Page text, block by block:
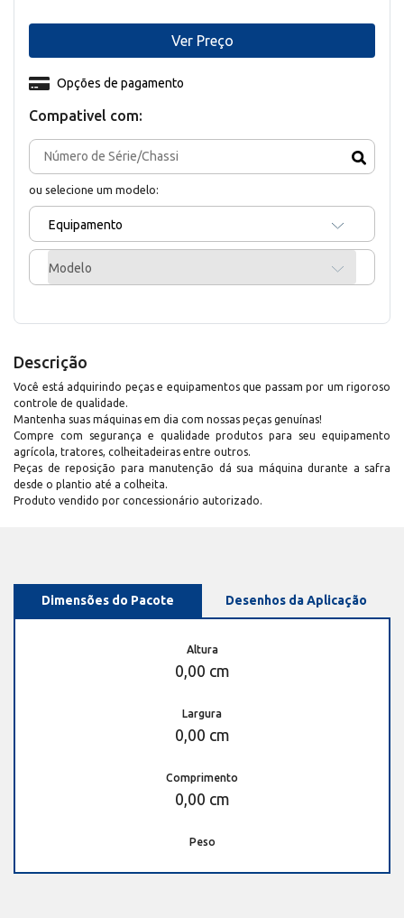
Compativel com:
ou selecione um modelo:
Equipamento
Modelo
Opções de pagamento
Ver Preço
Descrição
Você está adquirindo peças e equipamentos que passam por um rigoroso
controle de qualidade.
Mantenha suas máquinas em dia com nossas peças genuínas!
Compre com segurança e qualidade produtos para seu equipamento
agrícola, tratores, colheitadeiras entre outros.
Peças de reposição para manutenção dá sua máquina durante a safra
desde o plantio até a colheita.
Produto vendido por concessionário autorizado.
Dimensões do Pacote Desenhos da Aplicação
Altura
0,00 cm
Largura
0,00 cm
Comprimento
0,00 cm
Peso